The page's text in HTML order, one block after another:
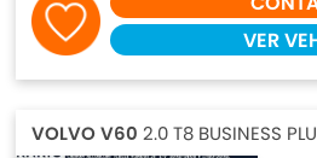
VER
VOLVO V60 2.0 T8 BUSINESS